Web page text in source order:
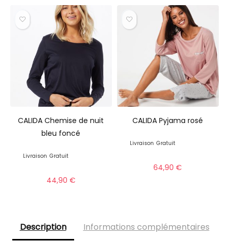
CALIDA Chemise de nuit
bleu foncé
Livraison Gratuit
44,90 €
CALIDA Pyjama rosé
Livraison Gratuit
64,90€
Description Informations complémentaires